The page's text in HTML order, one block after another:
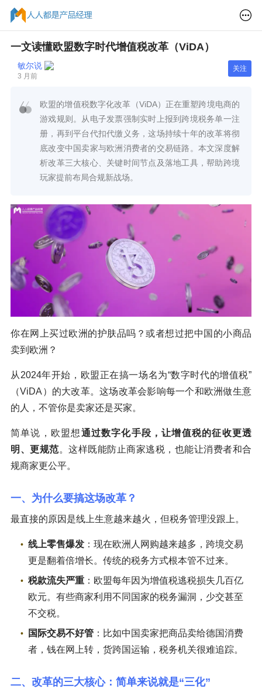
一文读懂欧盟数字时代增值税改革（ViDA）
敏尔说
3 月前
关注
欧盟的增值税数字化改革（ViDA）正在重塑跨境电商的
游戏规则。从电子发票强制实时上报到跨境税务单一注
册，再到平台代扣代缴义务，这场持续十年的改革将彻
底改变中国卖家与欧洲消费者的交易链路。本文深度解
析改革三大核心、关键时间节点及落地工具，帮助跨境
玩家提前布局合规新战场。
你在网上买过欧洲的护肤品吗？或者想过把中国的小商品
卖到欧洲？
从2024年开始，欧盟正在搞一场名为“数字时代的增值税”
（ViDA）的大改革。这场改革会影响每一个和欧洲做生意
的人，不管你是卖家还是买家。
简单说，欧盟想通过数字化手段，让增值税的征收更透
明、更规范。这样既能防止商家逃税，也能让消费者和合
规商家更公平。
一、为什么要搞这场改革？
最直接的原因是线上生意越来越火，但税务管理没跟上。
线上零售爆发 ：现在欧洲人网购越来越多，跨境交易
更是翻着倍增长。传统的税务方式根本管不过来。
税款流失严重 ：欧盟每年因为增值税逃税损失几百亿
欧元。有些商家利用不同国家的税务漏洞，少交甚至
不交税。
国际交易不好管 ：比如中国卖家把商品卖给德国消费
者，钱在网上转，货跨国运输，税务机关很难追踪。
二、改革的三大核心：简单来说就是“三化”